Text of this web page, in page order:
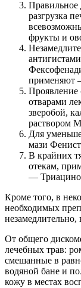
Правильное
разгрузка
фрукты и
применяют
Проявление
отварами
зверобой,
раствором
Для
мази
В крайних
отекам,
—
Кроме того, в
необходимых
От общего
лечебных трав:
смешанные в
водяной бане и
кожу в местах